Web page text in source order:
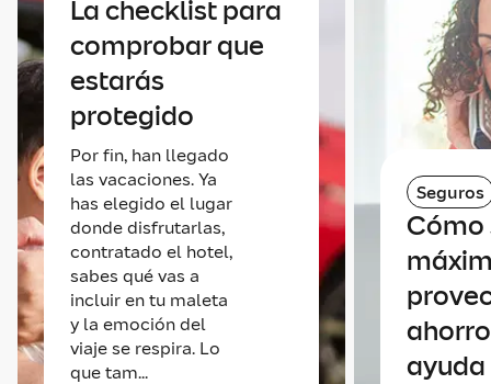
La checklist para
comprobar que
estarás
protegido
Por fin, han llegado
las vacaciones. Ya
has elegido el lugar
donde disfrutarlas,
contratado el hotel,
sabes qué vas a
incluir en tu maleta
y la emoción del
viaje se respira. Lo
que tam...
Seguros
Cómo
ayuda